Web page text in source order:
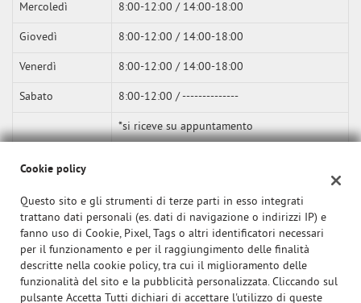
Mercoledì 8:00-12:00 / 14:00-18:00
Giovedì 8:00-12:00 / 14:00-18:00
Venerdì 8:00-12:00 / 14:00-18:00
Sabato 8:00-12:00 / --------------
*si riceve su appuntamento
Cookie policy
Questo sito e gli strumenti di terze parti in esso integrati
trattano dati personali (es. dati di navigazione o indirizzi IP) e
fanno uso di Cookie, Pixel, Tags o altri identificatori necessari
per il funzionamento e per il raggiungimento delle finalità
descritte nella cookie policy, tra cui il miglioramento delle
funzionalità del sito e la pubblicità personalizzata. Cliccando sul
pulsante Accetta Tutti dichiari di accettare l'utilizzo di queste